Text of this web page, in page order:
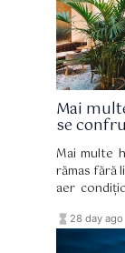
Mai
se
Mai multe
rămas fără
aer
hourglass_full 28 day ago